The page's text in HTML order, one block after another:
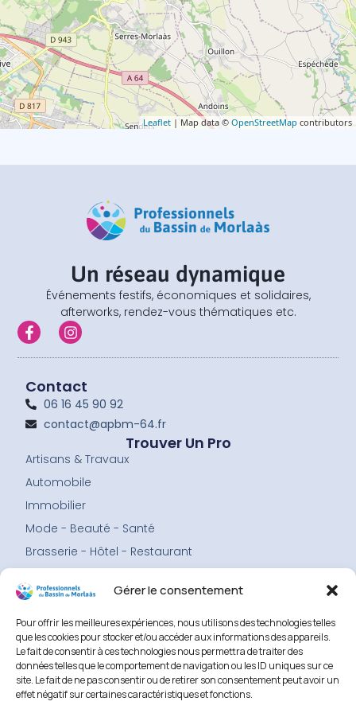
Gérer le consentement
Pour offrir les meilleures expériences, nous utilisons des technologies telles
que les cookies pour stocker et/ou accéder aux informations des appareils.
Le fait de consentir à ces technologies nous permettra de traiter des
données telles que le comportement de navigation ou les ID uniques sur ce
site. Le fait de ne pas consentir ou de retirer son consentement peut avoir un
effet négatif sur certaines caractéristiques et fonctions.
Leaflet | Map data © OpenStreetMap contributors
Trouver Un Pro
Artisans & Travaux
Automobile
Immobilier
Mode - Beauté - Santé
Brasserie - Hôtel - Restaurant
Menu
Les professionnels
L’association
Adhérer
Faire un don
Contact
06 16 45 90 92
contact@apbm-64.fr
Un réseau dynamique
Événements festifs, économiques et solidaires,
afterworks, rendez-vous thématiques etc.
F
a
c
b
o
o
k
f
I
n
s
a
g
r
a